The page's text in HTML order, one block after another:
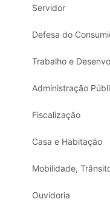
Servidor
Defesa do
Administração
Fiscalização
Casa e Habitação
Mobilidade,
Ouvidoria